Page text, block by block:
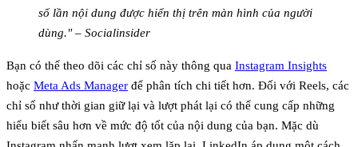
số lần nội dung được hiển thị trên màn hình của người
dùng." – Socialinsider
Bạn có thể theo dõi các chỉ số này thông qua Instagram Insights
hoặc Meta Ads Manager để phân tích chi tiết hơn. Đối với Reels, các
chỉ số như thời gian giữ lại và lượt phát lại có thể cung cấp những
hiểu biết sâu hơn về mức độ tốt của nội dung của bạn. Mặc dù